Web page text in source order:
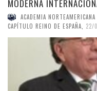
MODERNA
ACADEMIA
CAPÍTULO REINO DE ESPAÑA
22/